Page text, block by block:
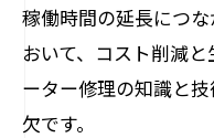
稼働時間の延長につ
おいて、コスト削減
ーター修理の知識と
欠です。